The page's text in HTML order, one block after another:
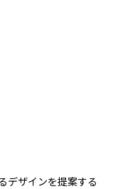
デザインを提案する